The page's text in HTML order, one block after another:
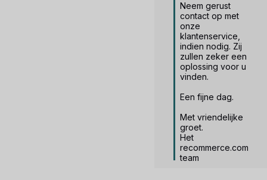
Neem gerust
contact op met
onze
klantenservice,
indien nodig. Zij
zullen zeker een
oplossing voor u
vinden.
Een fijne dag.
Met vriendelijke
groet.
Het
recommerce.com
team